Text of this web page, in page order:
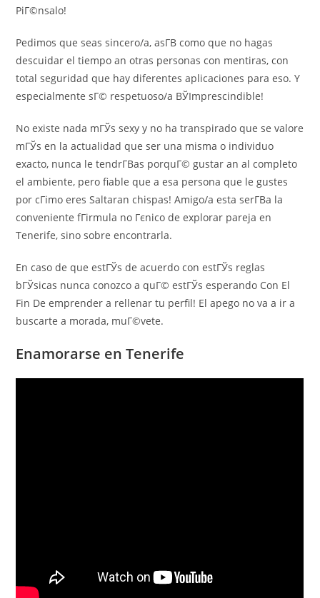
PiГ©nsalo!
Pedimos que seas sincero/a, asГ­В­ como que no hagas
descuidar el tiempo an otras personas con mentiras, con
total seguridad que hay diferentes aplicaciones para eso. Y
especialmente sГ© respetuoso/a ВЎImprescindible!
No existe nada mГЎs sexy y no ha transpirado que se valore
mГЎs en la actualidad que ser una misma o individuo
exacto, nunca le tendrГ­В­as porquГ© gustar an al completo
el ambiente, pero fiable que a esa persona que le gustes
por cГіmo eres Saltaran chispas! Amigo/a esta serГ­В­a la
conveniente fГіrmula no Гєnico de explorar pareja en
Tenerife, sino sobre encontrarla.
En caso de que estГЎs de acuerdo con estГЎs reglas
bГЎsicas nunca conozco a quГ© estГЎs esperando Con El
Fin De emprender a rellenar tu perfil! El apego no va a ir a
buscarte a morada, muГ©vete.
Enamorarse en Tenerife